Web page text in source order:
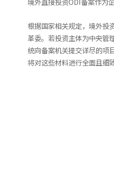
根据国家相关规定，境外投
革委。若投资主体为中央管
统向备案机关提交详尽的项
将对这些材料进行全面且细